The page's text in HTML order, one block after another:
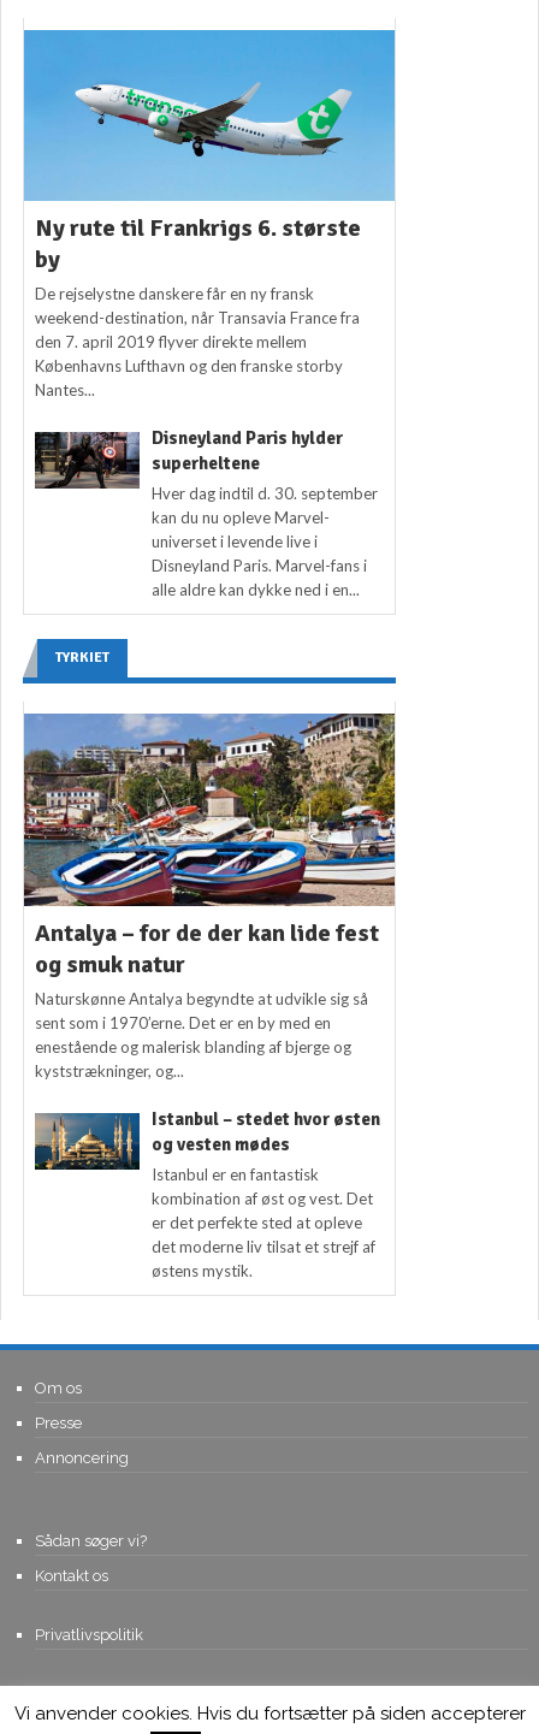
Ny rute til Frankrigs 6. største
by
De rejselystne danskere får en ny fransk
weekend-destination, når Transavia France fra
den 7. april 2019 flyver direkte mellem
Københavns Lufthavn og den franske storby
Nantes...
Disneyland Paris hylder
superheltene
Hver dag indtil d. 30. september
kan du nu opleve Marvel-
universet i levende live i
Disneyland Paris. Marvel-fans i
alle aldre kan dykke ned i en...
TYRKIET
Antalya – for de der kan lide fest
og smuk natur
Naturskønne Antalya begyndte at udvikle sig så
sent som i 1970’erne. Det er en by med en
enestående og malerisk blanding af bjerge og
kyststrækninger, og...
Istanbul – stedet hvor østen
og vesten mødes
Istanbul er en fantastisk
kombination af øst og vest. Det
er det perfekte sted at opleve
det moderne liv tilsat et strejf af
østens mystik.
Om os
Presse
Annoncering
Sådan søger vi?
Kontakt os
Privatlivspolitik
© Copyright 2015, Viviro.com ApS- Alle rettigheder forbeholdes. Vi
Vi anvender cookies. Hvis du fortsætter på siden accepterer